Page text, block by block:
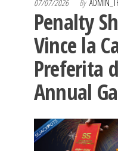
07/07/2026 By
Penalty
Vince la
Preferita
Annual